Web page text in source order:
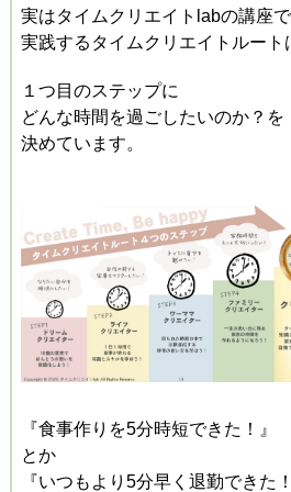
実はタイムクリエイトlabの講座で
実践するタイムクリエイトルート
１つ目のステップに
どんな時間を過ごしたいのか？を
決めています。
『食事作りを5分時短できた！』
とか
『いつもより5分早く退勤できた